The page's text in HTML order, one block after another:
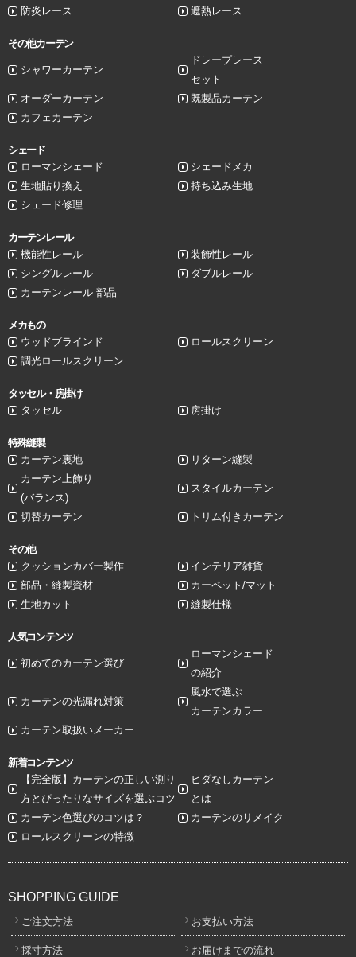
防炎レース
遮熱レース
その他カーテン
シャワーカーテン
ドレープレース
セット
オーダーカーテン
既製品カーテン
カフェカーテン
シェード
ローマンシェード
シェードメカ
生地貼り換え
持ち込み生地
シェード修理
カーテンレール
機能性レール
装飾性レール
シングルレール
ダブルレール
カーテンレール 部品
メカもの
ウッドブラインド
ロールスクリーン
調光ロールスクリーン
タッセル・房掛け
タッセル
房掛け
特殊縫製
カーテン裏地
リターン縫製
カーテン上飾り
(バランス)
スタイルカーテン
切替カーテン トリム付きカーテン
その他
クッションカバー製作
インテリア雑貨
部品・縫製資材
カーペット/マット
生地カット
縫製仕様
人気コンテンツ
初めてのカーテン選び
ローマンシェード
の紹介
カーテンの光漏れ対策
風水で選ぶ
カーテンカラー
カーテン取扱いメーカー
新着コンテンツ
【完全版】カーテンの正しい測り
方とぴったりなサイズを選ぶコツ
ヒダなしカーテン
とは
カーテン色選びのコツは？
カーテンのリメイク
ロールスクリーンの特徴
SHOPPING GUIDE
ご注文方法 お支払い方法
採寸方法 お届けまでの流れ